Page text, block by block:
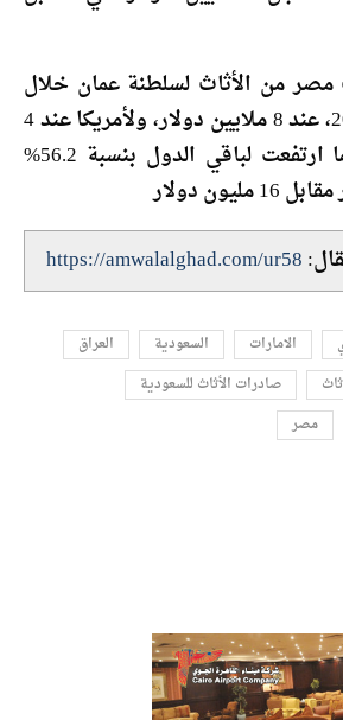
من الأثاث لسلطنة عمان خلال
أول 5 أشهر من 2021، عند 8 ملايين دولار، ولأمريكا عند 4
ملايين دولار، بينما ارتفعت لباقي الدول بنسبة 56.2%
https://amwalalghad.com/ur58
الامارات السعودية
العراق
صادرات الأثاث للسعودية
مصر